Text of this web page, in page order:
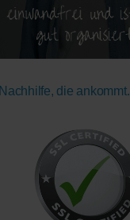
Nachhilfe, die ankommt.